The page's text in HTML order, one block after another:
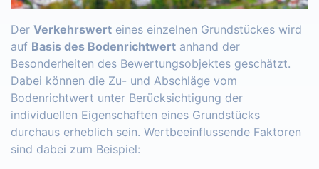
Der Verkehrswert eines einzelnen Grundstückes wird
auf Basis des Bodenrichtwert anhand der
Besonderheiten des Bewertungsobjektes geschätzt.
Dabei können die Zu- und Abschläge vom
Bodenrichtwert unter Berücksichtigung der
individuellen Eigenschaften eines Grundstücks
durchaus erheblich sein. Wertbeeinflussende Faktoren
sind dabei zum Beispiel: